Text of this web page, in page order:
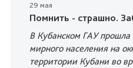
29 мая
Помнить - страшно.
В Кубанском ГАУ
мирного населения на
территории Кубани во